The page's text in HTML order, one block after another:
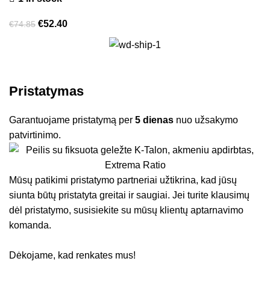
€74.85 €52.40
Pristatymas
Garantuojame pristatymą per5 dienas nuo užsakymo
patvirtinimo.
Mūsų patikimi pristatymo partneriai užtikrina, kad jūsų
siunta būtų pristatyta greitai ir saugiai. Jei turite klausimų
dėl pristatymo, susisiekite su mūsų klientų aptarnavimo
komanda.
Dėkojame, kad renkates mus!